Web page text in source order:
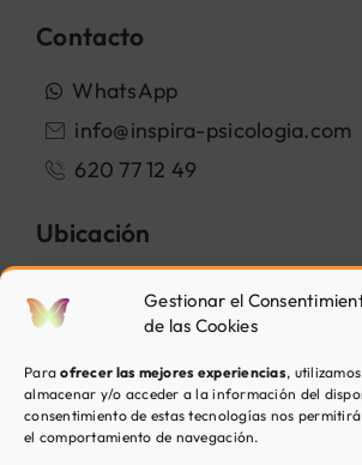
Gestionar el
de las Cookies
Paraofrecer las mejores experiencias,
almacenar y/o acceder a la información del
consentimiento de estas tecnologías nos
el comportamiento de navegación.
Contacto
WhatsApp
info@inspira-psicologia.com
620 77 12 49
Ubicación
Avinguda dels Països Catalans 19
43007 Tarragona
Cómo llegar